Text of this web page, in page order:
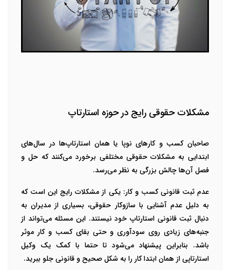
مشکلات حقوقی رایج در حوزه استارتاپ
صاحبان کسب و کارهای نوپا یا همان استارتاپ‌ها در سال‌های
ابتدایی به مشکلات حقوقی مختلفی برخورد می‌کنند که حل و
فصل آن‌ها چالش بزرگی به نظر می‌رسد.
عدم ثبت قانونی کسب و کار: یکی از مشکلات رایج این است که
به دلیل عدم آشنایی با سازوکار حقوقی، بسیاری از مدیران به
دنبال ثبت قانونی استارتاپ خود نیستند. این مسئله می‌تواند از
جنبه‌های زیادی روی سودآوری و حتی بقای کسب و کار موثر
باشد. بنابراین پیشنهاد می‌شود تا حتما با کمک یک وکیل
استارتاپی از همان ابتدا کار را به شکل صحیح و قانونی جلو ببرید.